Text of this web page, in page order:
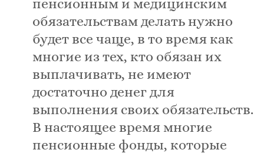
пенсионным и медицинским
обязательствам делать нужно
будет все чаще, в то время как
многие из тех, кто обязан их
выплачивать, не имеют
достаточно денег для
выполнения своих обязательств.
В настоящее время многие
пенсионные фонды, которые